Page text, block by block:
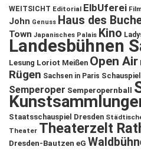
WEITSICHT Editorial ElbUferei
John Genuss Haus des
Town Japanisches Palais Kino
Landesbühnen
Lesung Loriot Meißen Open Air
Rügen Sachsen in Paris
Semperoper Semperopernball
Staatsschauspiel Dresden
Theater Theaterzelt
Dresden-Bautzen eG